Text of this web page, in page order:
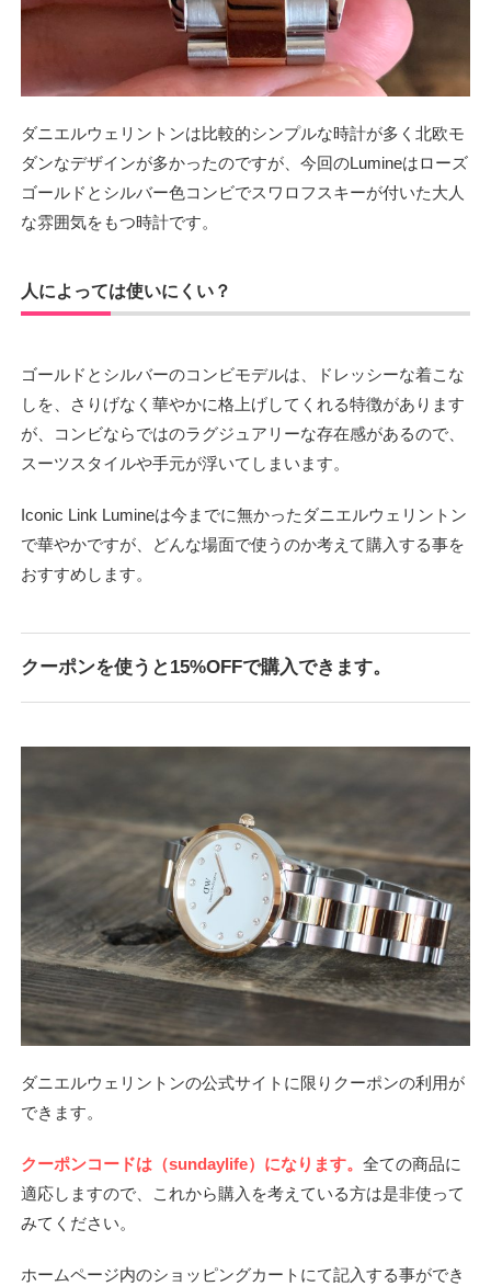
ダニエルウェリントンは比較的シンプルな時計が多く北欧モ
ダンなデザインが多かったのですが、今回のLumineはローズ
ゴールドとシルバー色コンビでスワロフスキーが付いた大人
な雰囲気をもつ時計です。
人によっては使いにくい？
ゴールドとシルバーのコンビモデルは、ドレッシーな着こな
しを、さりげなく華やかに格上げしてくれる特徴があります
が、コンビならではのラグジュアリーな存在感があるので、
スーツスタイルや手元が浮いてしまいます。
Iconic Link Lumineは今までに無かったダニエルウェリントン
で華やかですが、どんな場面で使うのか考えて購入する事を
おすすめします。
クーポンを使うと15%OFFで購入できます。
ダニエルウェリントンの公式サイトに限りクーポンの利用が
できます。
クーポンコードは（sundaylife）になります。 全ての商品に
適応しますので、これから購入を考えている方は是非使って
みてください。
ホームページ内のショッピングカートにて記入する事ができ